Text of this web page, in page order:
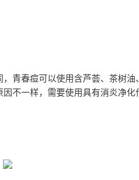
青春痘可以使用含芦荟、茶树油
不一样，需要使用具有消炎净化